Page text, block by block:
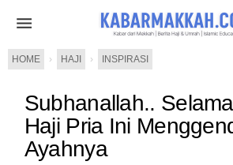
HOME › HAJI › INSPIRASI
Subhanallah..
Haji Pria Ini
Ayahnya